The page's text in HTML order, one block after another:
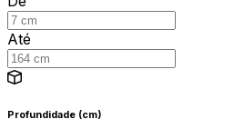
Até
Profundidade (cm)